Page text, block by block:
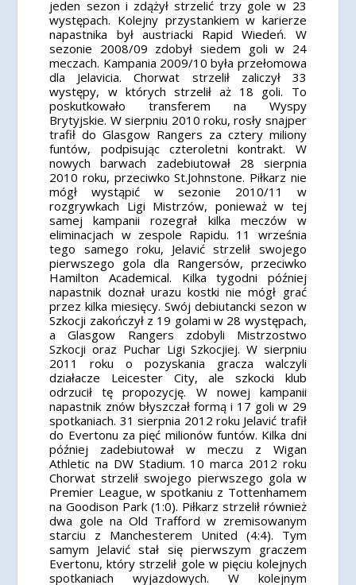
jeden sezon i zdążył strzelić trzy gole w 23
występach. Kolejny przystankiem w karierze
napastnika był austriacki Rapid Wiedeń. W
sezonie 2008/09 zdobył siedem goli w 24
meczach. Kampania 2009/10 była przełomowa
dla Jelavicia. Chorwat strzelił zaliczył 33
występy, w których strzelił aż 18 goli. To
poskutkowało transferem na Wyspy
Brytyjskie. W sierpniu 2010 roku, rosły snajper
trafił do Glasgow Rangers za cztery miliony
funtów, podpisując czteroletni kontrakt. W
nowych barwach zadebiutował 28 sierpnia
2010 roku, przeciwko St.Johnstone. Piłkarz nie
mógł wystąpić w sezonie 2010/11 w
rozgrywkach Ligi Mistrzów, ponieważ w tej
samej kampanii rozegrał kilka meczów w
eliminacjach w zespole Rapidu. 11 września
tego samego roku, Jelavić strzelił swojego
pierwszego gola dla Rangersów, przeciwko
Hamilton Academical. Kilka tygodni później
napastnik doznał urazu kostki nie mógł grać
przez kilka miesięcy. Swój debiutancki sezon w
Szkocji zakończył z 19 golami w 28 występach,
a Glasgow Rangers zdobyli Mistrzostwo
Szkocji oraz Puchar Ligi Szkocjiej. W sierpniu
2011 roku o pozyskania gracza walczyli
działacze Leicester City, ale szkocki klub
odrzucił tę propozycję. W nowej kampanii
napastnik znów błyszczał formą i 17 goli w 29
spotkaniach. 31 sierpnia 2012 roku Jelavić trafił
do Evertonu za pięć milionów funtów. Kilka dni
później zadebiutował w meczu z Wigan
Athletic na DW Stadium. 10 marca 2012 roku
Chorwat strzelił swojego pierwszego gola w
Premier League, w spotkaniu z Tottenhamem
na Goodison Park (1:0). Piłkarz strzelił również
dwa gole na Old Trafford w zremisowanym
starciu z Manchesterem United (4:4). Tym
samym Jelavić stał się pierwszym graczem
Evertonu, który strzelił gole w pięciu kolejnych
spotkaniach wyjazdowych. W kolejnym